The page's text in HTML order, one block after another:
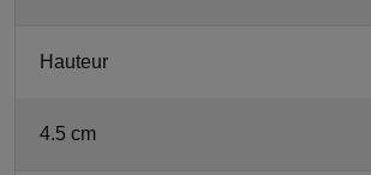
Hauteur
4.5 cm